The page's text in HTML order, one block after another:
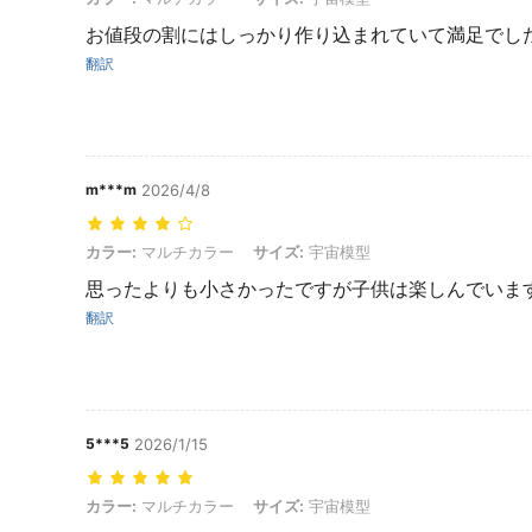
お値段の割にはしっかり作り込まれていて満足でし
翻訳
m***m 2026/4/8
カラー: マルチカラー, サイズ: 宇宙模型
カラー: マルチカラー サイズ: 宇宙模型
思ったよりも小さかったですが子供は楽しんでいま
翻訳
5***5 2026/1/15
カラー: マルチカラー, サイズ: 宇宙模型
カラー: マルチカラー サイズ: 宇宙模型